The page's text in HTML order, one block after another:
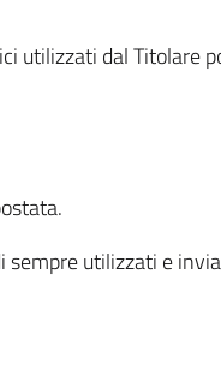
utilizzati dal Titolare
sempre utilizzati e